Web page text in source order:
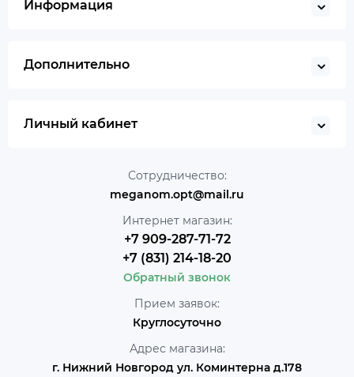
Информация
Дополнительно
Личный кабинет
Сотрудничество:
meganom.opt@mail.ru
Интернет магазин:
+7 909-287-71-72
+7 (831) 214-18-20
Обратный звонок
Прием заявок:
Круглосуточно
Адрес магазина:
г. Нижний Новгород ул. Коминтерна д.178